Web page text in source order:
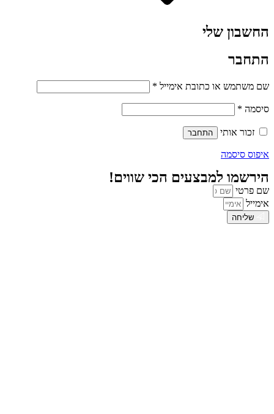
החשבון שלי
התחבר
שם משתמש או כתובת אימייל *
סיסמה *
זכור אותי התחבר
איפוס סיסמה
הירשמו למבצעים הכי שווים!
שם פרטי
אימייל
שליחה